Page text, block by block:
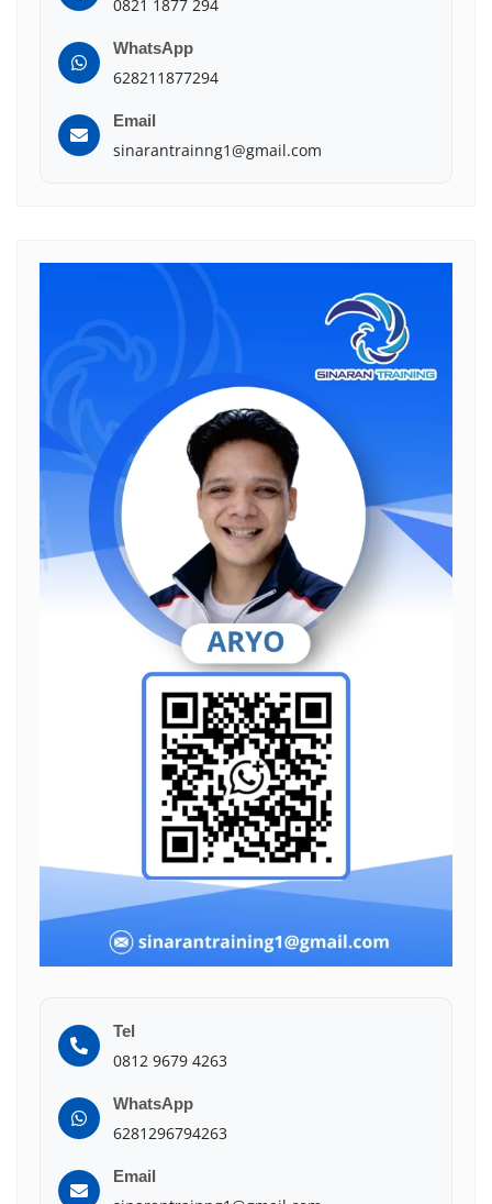
0821 1877 294
WhatsApp
628211877294
Email
sinarantrainng1@gmail.com
Tel
0812 9679 4263
WhatsApp
6281296794263
Email